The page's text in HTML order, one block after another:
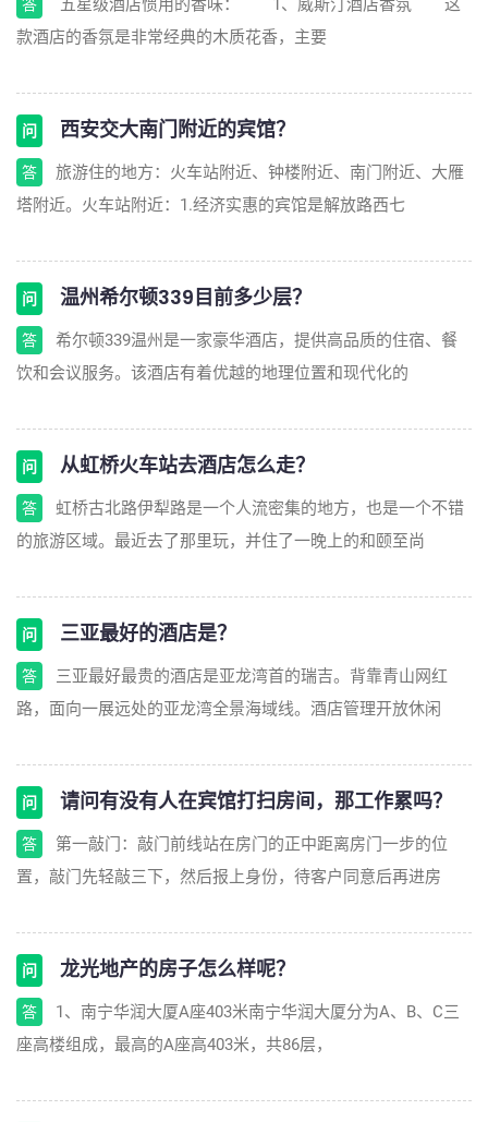
答
五星级酒店惯用的香味： 1、威斯汀酒店香氛 这
款酒店的香氛是非常经典的木质花香，主要
问 西安交大南门附近的宾馆？
答
旅游住的地方：火车站附近、钟楼附近、南门附近、大雁
塔附近。火车站附近：1.经济实惠的宾馆是解放路西七
问 温州希尔顿339目前多少层？
答
希尔顿339温州是一家豪华酒店，提供高品质的住宿、餐
饮和会议服务。该酒店有着优越的地理位置和现代化的
问 从虹桥火车站去酒店怎么走？
答
虹桥古北路伊犁路是一个人流密集的地方，也是一个不错
的旅游区域。最近去了那里玩，并住了一晚上的和颐至尚
问 三亚最好的酒店是？
答
三亚最好最贵的酒店是亚龙湾首的瑞吉。背靠青山网红
路，面向一展远处的亚龙湾全景海域线。酒店管理开放休闲
问 请问有没有人在宾馆打扫房间，那工作累吗？
答
第一敲门：敲门前线站在房门的正中距离房门一步的位
置，敲门先轻敲三下，然后报上身份，待客户同意后再进房
问 龙光地产的房子怎么样呢？
答
1、南宁华润大厦A座403米南宁华润大厦分为A、B、C三
座高楼组成，最高的A座高403米，共86层，